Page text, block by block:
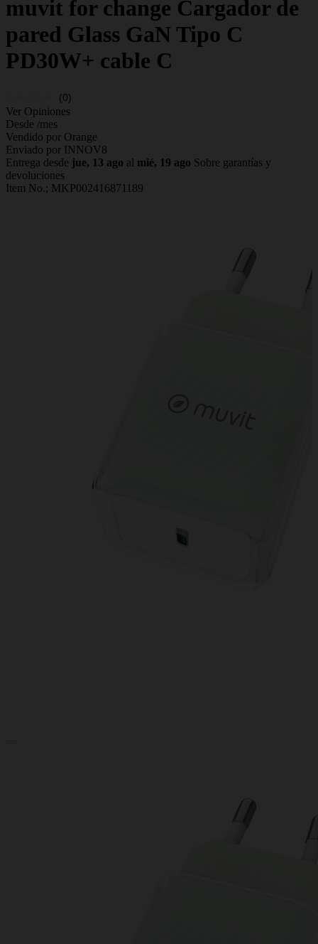
muvit for change Cargador de
pared Glass GaN Tipo C
PD30W+ cable C
(0)
Ver Opiniones
Desde /mes
Vendido por Orange
Enviado por INNOV8
Entrega desde jue, 13 ago al mié, 19 ago Sobre garantías y
devoluciones
Item No.; MKP002416871189